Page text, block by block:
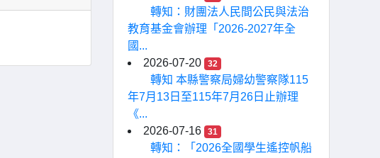
轉知：財團法人民間公民與法治
教育基金會辦理「2026-2027年全
國...
2026-07-20
32
轉知 本縣警察局婦幼警察隊115
年7月13日至115年7月26日止辦理
《...
2026-07-16
31
轉知：「2026全國學生遙控帆船